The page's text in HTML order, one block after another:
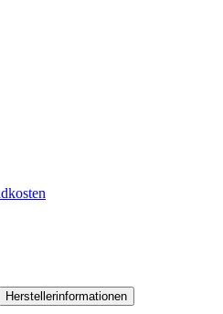
Herstellerinformationen